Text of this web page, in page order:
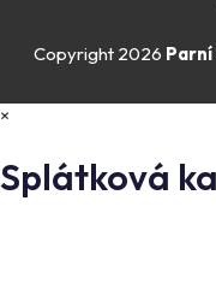
Copyright 2026 Parní
×
Splátková